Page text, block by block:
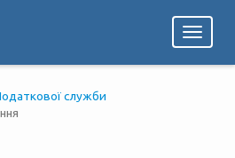
Toggle
служби